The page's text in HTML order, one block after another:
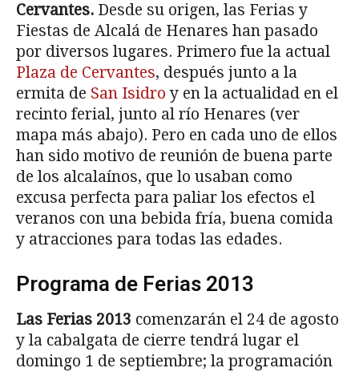
Cervantes. Desde su origen, las Ferias y
Fiestas de Alcalá de Henares han pasado
por diversos lugares. Primero fue la actual
Plaza de Cervantes, después junto a la
ermita de San Isidro y en la actualidad en el
recinto ferial, junto al río Henares (ver
mapa más abajo). Pero en cada uno de ellos
han sido motivo de reunión de buena parte
de los alcalaínos, que lo usaban como
excusa perfecta para paliar los efectos el
veranos con una bebida fría, buena comida
y atracciones para todas las edades.
Programa de Ferias 2013
Las Ferias 2013 comenzarán el 24 de agosto
y la cabalgata de cierre tendrá lugar el
domingo 1 de septiembre; la programación